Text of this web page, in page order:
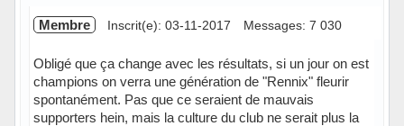
Membre Inscrit(e): 03-11-2017 Messages: 7 030
Obligé que ça change avec les résultats, si un jour on est
champions on verra une génération de "Rennix" fleurir
spontanément. Pas que ce seraient de mauvais
supporters hein, mais la culture du club ne serait plus la